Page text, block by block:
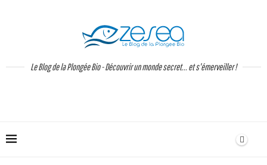
Le Blog de la Plongée Bio - Découvrir un monde secret... et s'émerveiller !